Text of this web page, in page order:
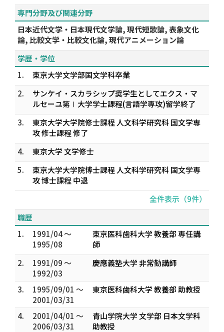
専門分野及び関連分野
日本近代文学・日本現代文学論, 現代短歌論, 表象文化
論, 比較文学・比較文化論, 現代アニメーション論
学歴・学位
1.
東京大学文学部国文学科卒業
2.
サンケイ・スカラシップ奨学生としてエクス・マ
ルセーユ第Ⅰ大学学士課程(言語学専攻)留学終了
3.
東京大学大学院修士課程 人文科学研究科 国文学専
攻 修士課程 修了
4.
東京大学 文学修士
5.
東京大学大学院博士課程 人文科学研究科 国文学専
攻 博士課程 中退
全件表示（9件）
職歴
1.
1991/04 ～
1995/08
東京医科歯科大学 教養部 専任講
師
2.
1991/09 ～
1992/03
慶應義塾大学 非常勤講師
3.
1995/09/01 ～
2001/03/31
東京医科歯科大学 教養部 助教授
4.
2001/04/01 ～
2006/03/31
青山学院大学 文学部 日本文学科
助教授